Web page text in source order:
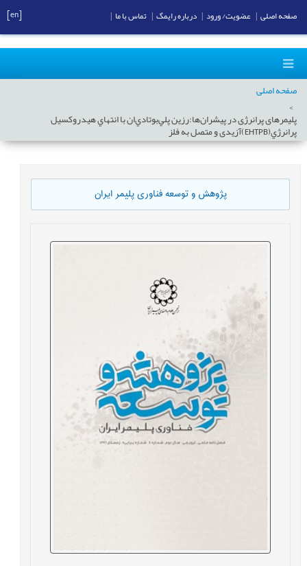
صفحه اصلی
پلیمرهای پرانرژی در پیشران‌ها:رزین پلي‌بوتادي‌ان با انتهاي هيدروکسيل
پرانرژي(EHTPB)آزیدی و متصل به فلز
پژوهش و توسعه فناوری پلیمر ایران
صفحه اصلی عضویت/ ورود درباره رایمگ تماس با ما